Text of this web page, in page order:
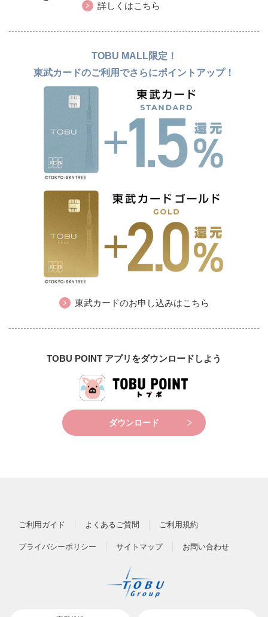
詳しくはこちら
TOBU MALL限定！
東武カードのご利用でさらにポイントアップ！
東武カードのお申し込みはこちら
TOBU POINT アプリをダウンロードしよう
ダウンロード
ご利用ガイド よくあるご質問 ご利用規約
プライバシーポリシー サイトマップ お問い合わせ